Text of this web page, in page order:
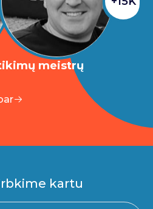
meistrų
kartu